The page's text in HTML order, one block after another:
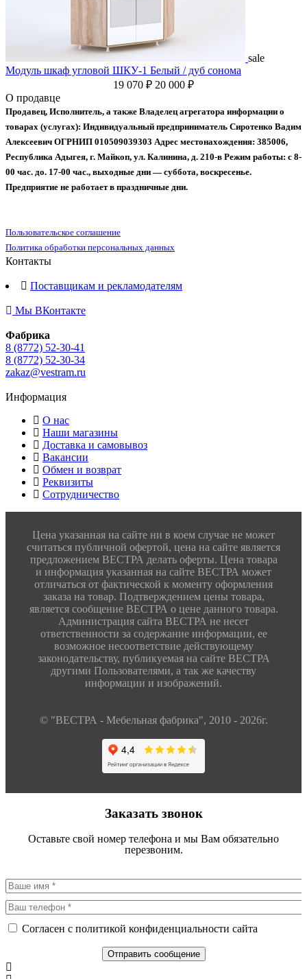
sale
Модуль шкаф угловой ШКУ-1 Белый / дуб сонома
19 070 ₽ 20 000 ₽
О продавце
Продавец, Исполнитель, а также Владелец агрегатора информации о
товарах (услугах): Индивидуальный предприниматель Сиротенко Вадим
Алексеевич ОГРНИП 010509039303 Адрес местонахождения: 385006,
Республика Адыгея, г. Майкоп, ул. Калинина, д. 210-в Режим работы: с 8-
00 час. до. 17-00 час., выходные дни — суббота, воскресенье.
Предприятие не работает в праздничные дни.
Пользовательское соглашение
Политика обработки персональных данных
Контакты
Поставщикам и рекламодателям
Мы ВКонтакте
Фабрика
8 (8772) 52-30-41
8 (8772) 52-30-34
zakaz@vestram.ru
Информация
О нас
Наши магазины
Доставка и самовывоз
Вакансии
Обмен и возврат
Реквизиты
Сотрудничество
Цена указанная на сайте ни в коем случае не может
считаться публичной офертой, цена на сайте является
предложением ВЕСТРА делать оферты. Цена товара
и информация указанная на сайте ВЕСТРА может
отличаться от фактической к моменту оформления
заказа на товар. Подтверждением цены товара,
является сообщение ВЕСТРА о цене данного товара.
Администрация сайта ВЕСТРА не несет
ответственности за содержание информации, ее
возможное несоответствие действующему
законодательству, публикуемая на сайте ВЕСТРА
другими Пользователями, а так же качеству
информации и изображений.
© "ВЕСТРА - Мебельная фабрика", 2010 - 2026г.
Заказать звонок
Оставьте свой номер телефона и мы Вам обязательно
перезвоним.
Согласен с политикой конфиденциальности сайта